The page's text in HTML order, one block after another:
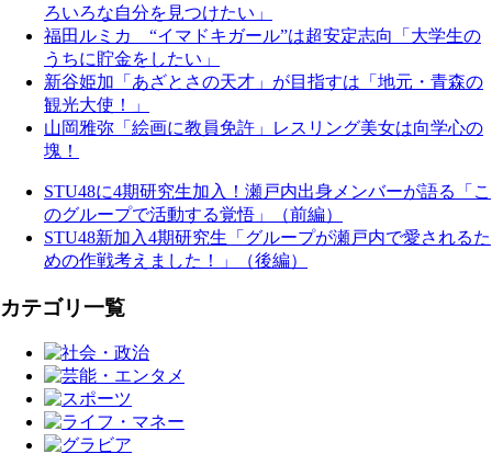
ろいろな自分を見つけたい」
福田ルミカ “イマドキガール”は超安定志向「大学生の
うちに貯金をしたい」
新谷姫加「あざとさの天才」が目指すは「地元・青森の
観光大使！」
山岡雅弥「絵画に教員免許」レスリング美女は向学心の
塊！
STU48に4期研究生加入！瀬戸内出身メンバーが語る「こ
のグループで活動する覚悟」（前編）
STU48新加入4期研究生「グループが瀬戸内で愛されるた
めの作戦考えました！」（後編）
カテゴリ一覧